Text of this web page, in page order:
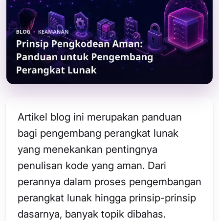
Artikel blog ini merupakan panduan
bagi pengembang perangkat lunak
yang menekankan pentingnya
penulisan kode yang aman. Dari
perannya dalam proses pengembangan
perangkat lunak hingga prinsip-prinsip
dasarnya, banyak topik dibahas.